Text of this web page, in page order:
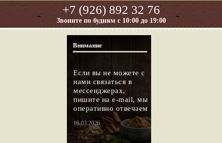
+7 (926) 892 32 76
Звоните по будням с 10:00 до 19:00
Внимание
Если вы не можете с
нами связаться в
мессенджерах,
пишите на e-mail, мы
оперативно отвечаем
16.03.2026